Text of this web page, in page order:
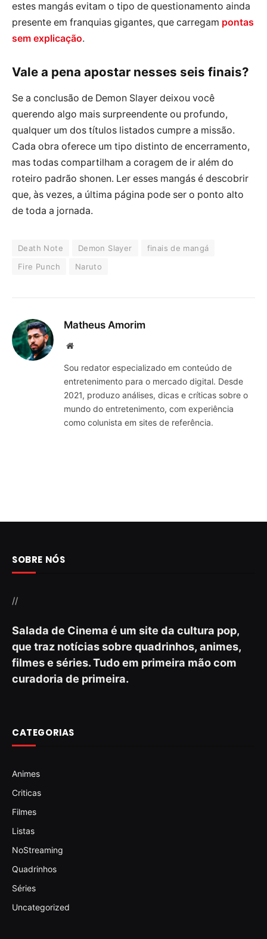
estes mangás evitam o tipo de questionamento ainda
presente em franquias gigantes, que carregam pontas
sem explicação.
Vale a pena apostar nesses seis finais?
Se a conclusão de Demon Slayer deixou você
querendo algo mais surpreendente ou profundo,
qualquer um dos títulos listados cumpre a missão.
Cada obra oferece um tipo distinto de encerramento,
mas todas compartilham a coragem de ir além do
roteiro padrão shonen. Ler esses mangás é descobrir
que, às vezes, a última página pode ser o ponto alto
de toda a jornada.
Death Note Demon Slayer
finais de mangá
Fire Punch
Naruto
Matheus Amorim
Website
Sou redator especializado em conteúdo de
entretenimento para o mercado digital. Desde
2021, produzo análises, dicas e críticas sobre o
mundo do entretenimento, com experiência
como colunista em sites de referência.
SOBRE NÓS
//
Salada de Cinema é um site da cultura pop,
que traz notícias sobre quadrinhos, animes,
filmes e séries. Tudo em primeira mão com
curadoria de primeira.
CATEGORIAS
Animes
Criticas
Filmes
Listas
NoStreaming
Quadrinhos
Séries
Uncategorized